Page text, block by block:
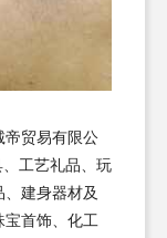
帝贸易有限公
工艺礼品、玩
建身器材及
宝首饰、化工